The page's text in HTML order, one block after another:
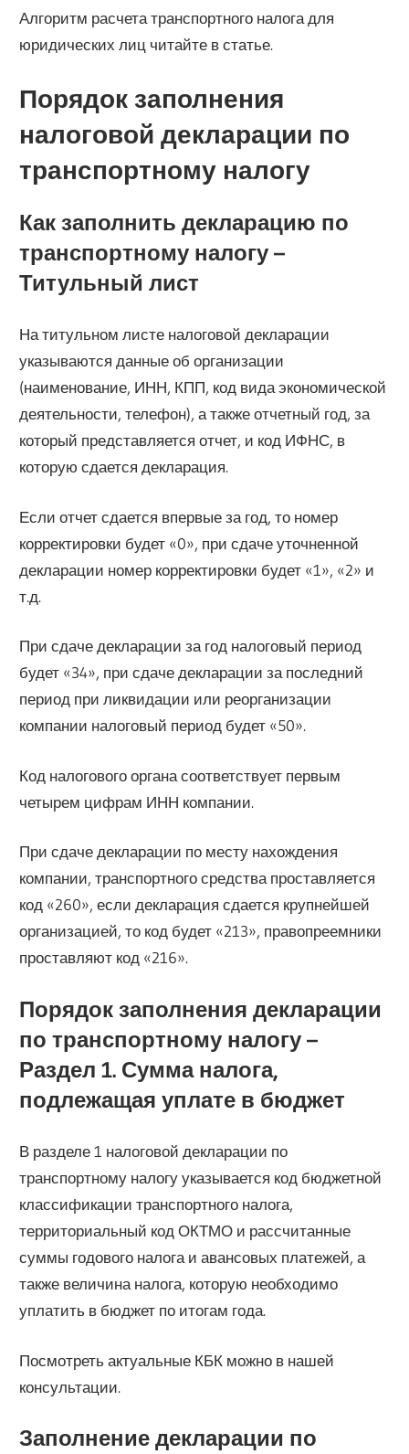
Алгоритм расчета транспортного налога для
юридических лиц читайте в статье.
Порядок заполнения
налоговой декларации по
транспортному налогу
Как заполнить декларацию по
транспортному налогу –
Титульный лист
На титульном листе налоговой декларации
указываются данные об организации
(наименование, ИНН, КПП, код вида экономической
деятельности, телефон), а также отчетный год, за
который представляется отчет, и код ИФНС, в
которую сдается декларация.
Если отчет сдается впервые за год, то номер
корректировки будет «0», при сдаче уточненной
декларации номер корректировки будет «1», «2» и
т.д.
При сдаче декларации за год налоговый период
будет «34», при сдаче декларации за последний
период при ликвидации или реорганизации
компании налоговый период будет «50».
Код налогового органа соответствует первым
четырем цифрам ИНН компании.
При сдаче декларации по месту нахождения
компании, транспортного средства проставляется
код «260», если декларация сдается крупнейшей
организацией, то код будет «213», правопреемники
проставляют код «216».
Порядок заполнения декларации
по транспортному налогу –
Раздел 1. Сумма налога,
подлежащая уплате в бюджет
В разделе 1 налоговой декларации по
транспортному налогу указывается код бюджетной
классификации транспортного налога,
территориальный код ОКТМО и рассчитанные
суммы годового налога и авансовых платежей, а
также величина налога, которую необходимо
уплатить в бюджет по итогам года.
Посмотреть актуальные КБК можно в нашей
консультации.
Заполнение декларации по